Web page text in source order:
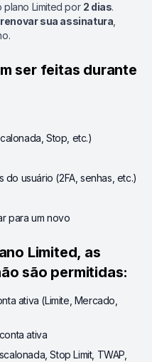
plano Limited por 2 dias.
renovar sua assinatura
ser feitas durante
Stop, etc.)
usuário (2FA, senhas, etc.)
para um novo
Limited, as
são permitidas:
ativa (Limite, Mercado,
ativa
Stop Limit, TWAP,